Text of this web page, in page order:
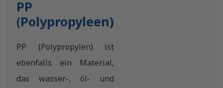
PP
(Polypropyleen)
PP (Polypropylen) ist
ebenfalls ein Material,
das wasser-, öl- und